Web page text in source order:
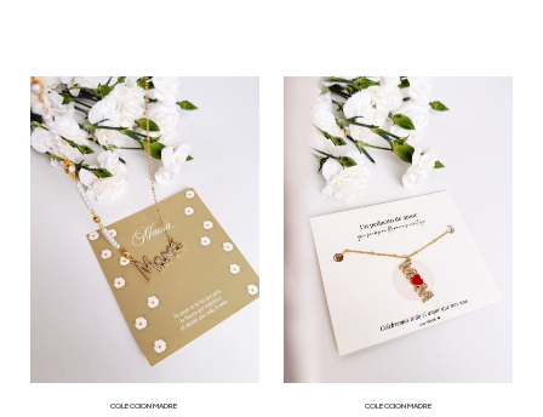
COLECCION MADRE COLECCION MADRE